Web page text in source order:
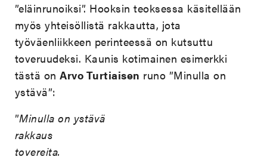
”eläinrunoiksi”. Hooksin teoksessa käsitellään
myös yhteisöllistä rakkautta, jota
työväenliikkeen perinteessä on kutsuttu
toveruudeksi. Kaunis kotimainen esimerkki
tästä onArvo Turtiaisen runo ”Minulla on
ystävä”:
”Minulla on ystävä
rakkaus
tovereita.